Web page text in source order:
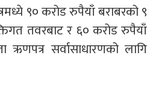
९० करोड रुपैयाँ बराबरको ९
तवरबाट र ६० करोड रुपैयाँ
ऋणपत्र सर्वासाधारणको लागि